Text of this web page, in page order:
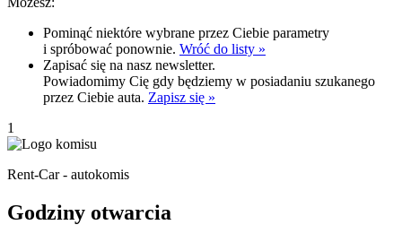
Pominąć niektóre wybrane przez Ciebie parametry
i spróbować ponownie. Wróć do listy »
Zapisać się na nasz newsletter.
Powiadomimy Cię gdy będziemy w posiadaniu szukanego
przez Ciebie auta. Zapisz się »
1
Rent-Car - autokomis
Godziny otwarcia